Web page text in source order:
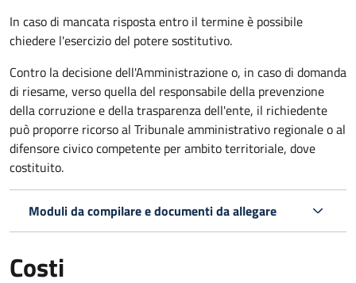
In caso di mancata risposta entro il termine è possibile
chiedere l'esercizio del potere sostitutivo.
Contro la decisione dell'Amministrazione o, in caso di domanda
di riesame, verso quella del responsabile della prevenzione
della corruzione e della trasparenza dell'ente, il richiedente
può proporre ricorso al Tribunale amministrativo regionale o al
difensore civico competente per ambito territoriale, dove
costituito.
Moduli da compilare e documenti da allegare
Costi